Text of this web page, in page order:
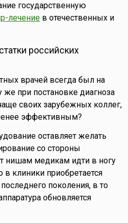
государственную
лечениев отечественных и
российских
врачей всегда был на
при постановке диагноза
своих зарубежных коллег,
эффективным?
оставляет желать
со стороны
нишам медикам идти в ногу
клиники приобретается
поколения, в то
обновляется